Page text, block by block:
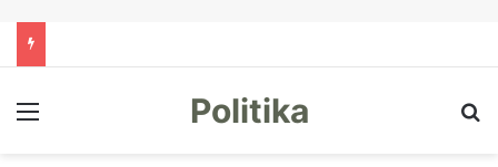
Menu Politika